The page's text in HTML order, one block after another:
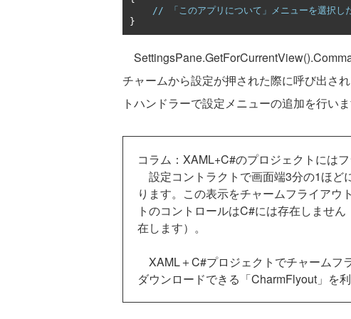
// 「このアプリについて」メニューを選択し
}
チャームから設定が押された際に呼び出さ
トハンドラーで設定メニューの追加を行いま
コラム：XAML+C#のプロジェクトには
設定コントラクトで画面端3分の1ほど
ります。この表示をチャームフライアウ
トのコントロールはC#には存在しませ
在します）。
XAML＋C#プロジェクトでチャームフ
ダウンロードできる「CharmFlyout」を利